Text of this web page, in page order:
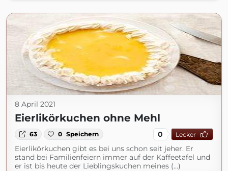
8 April 2021
Eierlikörkuchen ohne Mehl
63 0 Speichern 0 Lecker
Eierlikörkuchen gibt es bei uns schon seit jeher. Er
stand bei Familienfeiern immer auf der Kaffeetafel und
er ist bis heute der Lieblingskuchen meines (...)